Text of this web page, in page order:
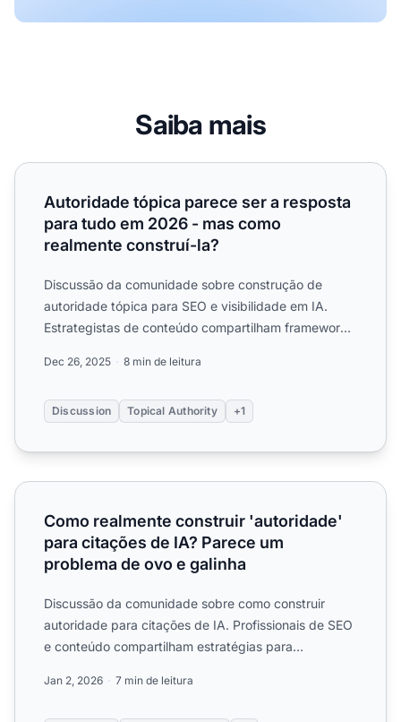
Saiba mais
Autoridade tópica parece ser a resposta para tudo em
Autoridade tópica parece ser a resposta
para tudo em 2026 - mas como
realmente construí-la?
Discussão da comunidade sobre construção de
autoridade tópica para SEO e visibilidade em IA.
Estrategistas de conteúdo compartilham frameworks,
Dec 26, 2025 8 min de leitura
Discussion Topical Authority +1
Como realmente construir 'autoridade' para citações de
Como realmente construir 'autoridade'
para citações de IA? Parece um
problema de ovo e galinha
Discussão da comunidade sobre como construir
autoridade para citações de IA. Profissionais de SEO
e conteúdo compartilham estratégias para
Jan 2, 2026 7 min de leitura